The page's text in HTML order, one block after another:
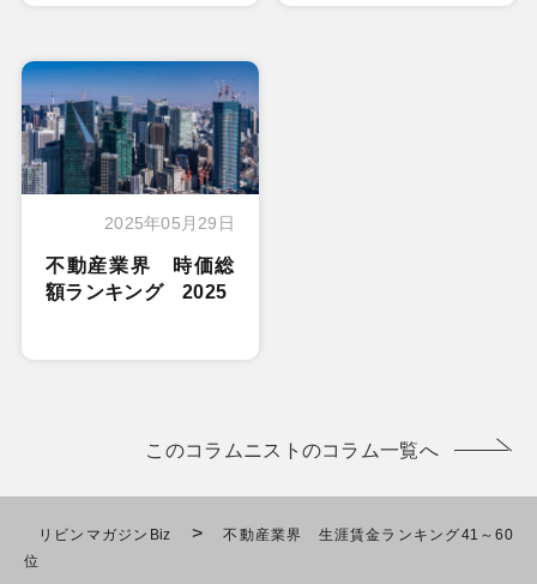
2025年05月29日
不動産業界 時価総
額ランキング 2025
このコラムニストのコラム一覧へ
リビンマガジンBiz >
不動産業界 生涯賃金ランキング41～60
位